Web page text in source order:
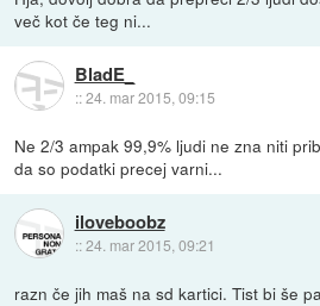
več kot če teg ni...
BladE_
::24. mar 2015, 09:15
Ne 2/3 ampak 99,9% ljudi ne zna niti
da so podatki precej varni...
iloveboobz
::24. mar 2015, 09:21
razn če jih maš na sd kartici. Tist bi še